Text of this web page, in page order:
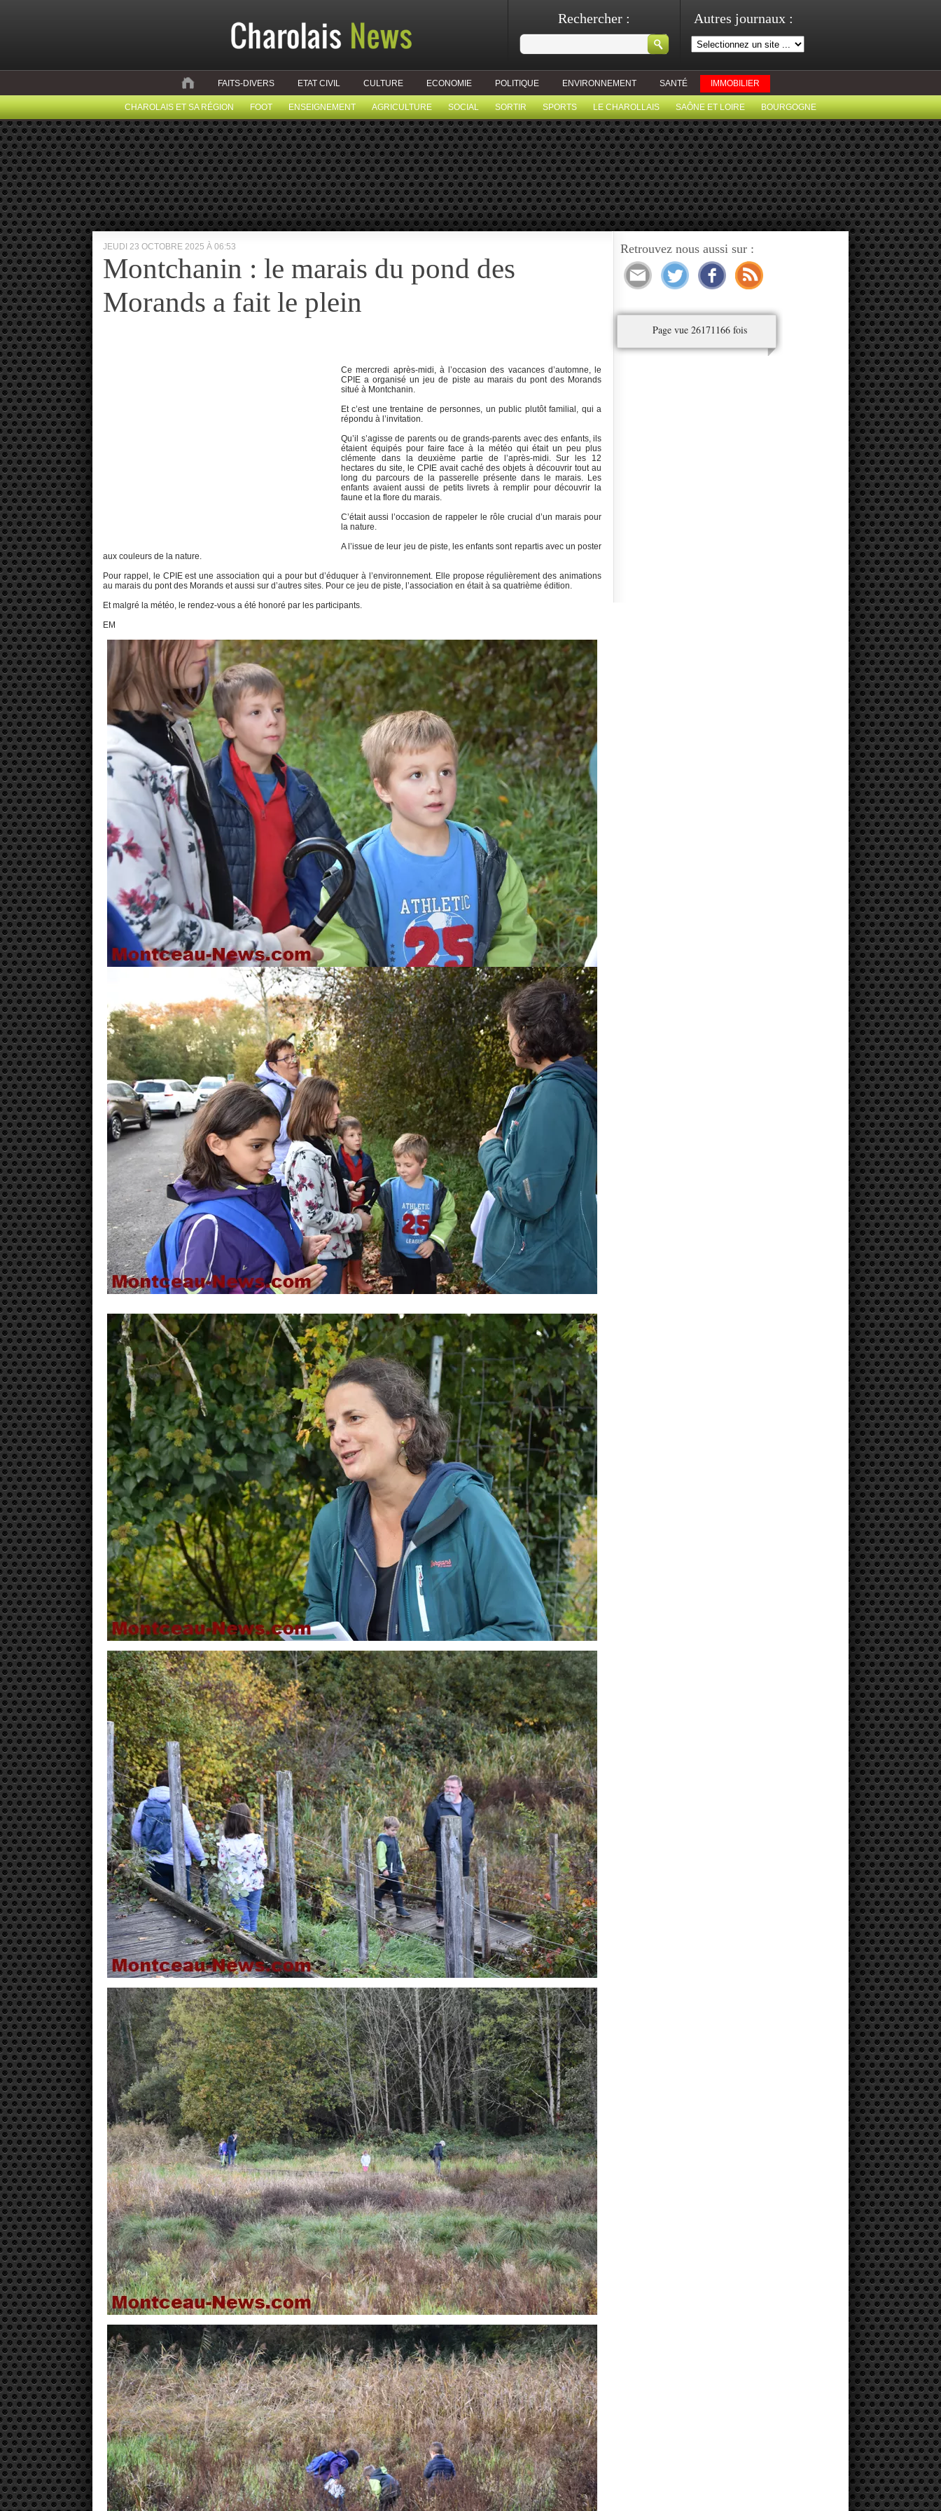
Autres journaux :
Rechercher :
FAITS-DIVERS ETAT CIVIL CULTURE ECONOMIE POLITIQUE ENVIRONNEMENT SANTÉ IMMOBILIER
CHAROLAIS ET SA RÉGION FOOT ENSEIGNEMENT AGRICULTURE SOCIAL SORTIR SPORTS LE CHAROLLAIS SAÔNE ET LOIRE BOURGOGNE
JEUDI 23 OCTOBRE 2025 À 06:53
Montchanin : le marais du pond des
Morands a fait le plein
Ce mercredi après-midi, à l’occasion des vacances d’automne, le
CPIE a organisé un jeu de piste au marais du pont des Morands
situé à Montchanin.
Et c’est une trentaine de personnes, un public plutôt familial, qui a
répondu à l’invitation.
Qu’il s’agisse de parents ou de grands-parents avec des enfants, ils
étaient équipés pour faire face à la météo qui était un peu plus
clémente dans la deuxième partie de l’après-midi. Sur les 12
hectares du site, le CPIE avait caché des objets à découvrir tout au
long du parcours de la passerelle présente dans le marais. Les
enfants avaient aussi de petits livrets à remplir pour découvrir la
faune et la flore du marais.
C’était aussi l’occasion de rappeler le rôle crucial d’un marais pour
la nature.
A l’issue de leur jeu de piste, les enfants sont repartis avec un poster
aux couleurs de la nature.
Pour rappel, le CPIE est une association qui a pour but d’éduquer à l’environnement. Elle propose régulièrement des animations
au marais du pont des Morands et aussi sur d’autres sites. Pour ce jeu de piste, l’association en était à sa quatrième édition.
Et malgré la météo, le rendez-vous a été honoré par les participants.
EM
Retrouvez nous aussi sur :
Page vue 26171166 fois